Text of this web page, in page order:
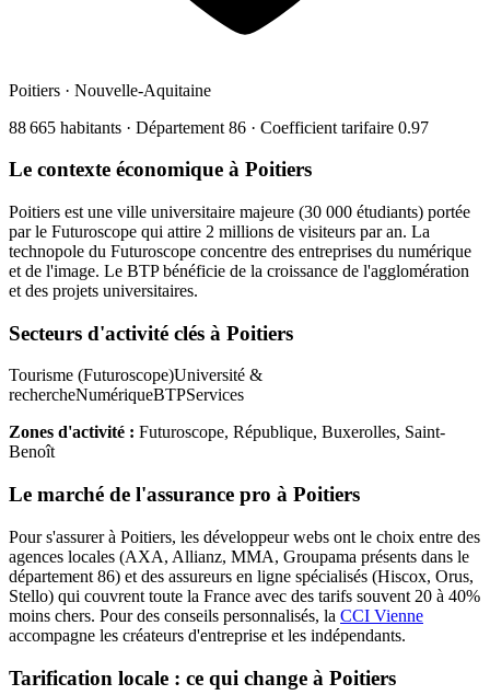
Poitiers · Nouvelle-Aquitaine
88 665 habitants · Département 86 · Coefficient tarifaire 0.97
Le contexte économique à Poitiers
Poitiers est une ville universitaire majeure (30 000 étudiants) portée
par le Futuroscope qui attire 2 millions de visiteurs par an. La
technopole du Futuroscope concentre des entreprises du numérique
et de l'image. Le BTP bénéficie de la croissance de l'agglomération
et des projets universitaires.
Secteurs d'activité clés à Poitiers
Tourisme (Futuroscope)Université &
rechercheNumériqueBTPServices
Zones d'activité : Futuroscope, République, Buxerolles, Saint-
Benoît
Le marché de l'assurance pro à Poitiers
Pour s'assurer à Poitiers, les développeur webs ont le choix entre des
agences locales (AXA, Allianz, MMA, Groupama présents dans le
département 86) et des assureurs en ligne spécialisés (Hiscox, Orus,
Stello) qui couvrent toute la France avec des tarifs souvent 20 à 40%
moins chers. Pour des conseils personnalisés, la CCI Vienne
accompagne les créateurs d'entreprise et les indépendants.
Tarification locale : ce qui change à Poitiers